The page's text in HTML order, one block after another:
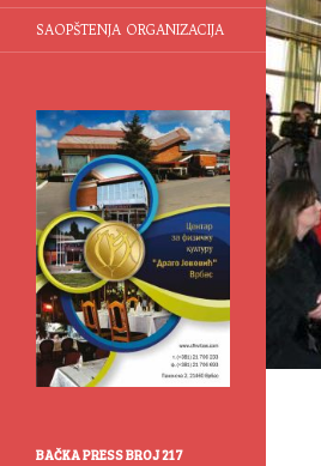
SAOPŠTENJA ORGANIZACIJA
BAČKA PRESS BROJ 217